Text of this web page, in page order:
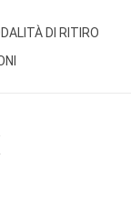
DI RITIRO